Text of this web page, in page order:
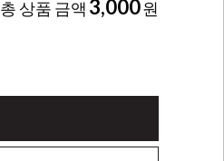
총 상품 금액 3,000원